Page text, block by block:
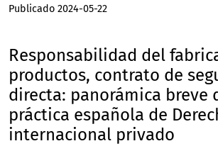
Responsabilidad del
productos, contrato de
directa: panorámica breve
práctica española de
internacional privado
Publicado 2024-05-22